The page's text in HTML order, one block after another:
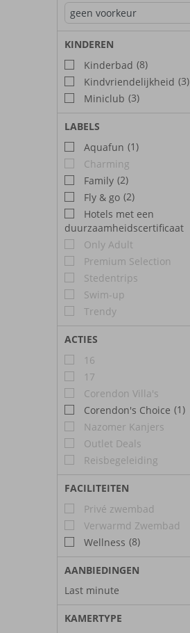
KINDEREN
Kinderbad (8)
Kindvriendelijkheid (3)
Miniclub (3)
LABELS
Aquafun (1)
Charming
Family (2)
Fly & go (2)
Hotels met een
duurzaamheidscertificaat
Only Adult
Premium Selection
Stedentrips
Swim-up
Trendy
ACTIES
16
17
Corendon Villa's
Corendon's Choice (1)
Nazomer Kanjers
Outlet Deals
Reisbegeleiding
FACILITEITEN
Privé zwembad
Verwarmd Zwembad
Wellness (8)
AANBIEDINGEN
Last minute
KAMERTYPE